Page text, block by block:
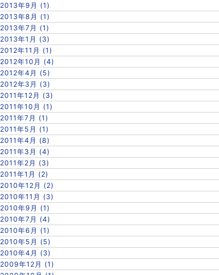
2013年9月 (1)
2013年8月 (1)
2013年7月 (1)
2013年1月 (3)
2012年11月 (1)
2012年10月 (4)
2012年4月 (5)
2012年3月 (3)
2011年12月 (3)
2011年10月 (1)
2011年7月 (1)
2011年5月 (1)
2011年4月 (8)
2011年3月 (4)
2011年2月 (3)
2011年1月 (2)
2010年12月 (2)
2010年11月 (3)
2010年9月 (1)
2010年7月 (4)
2010年6月 (1)
2010年5月 (5)
2010年4月 (3)
2009年12月 (1)